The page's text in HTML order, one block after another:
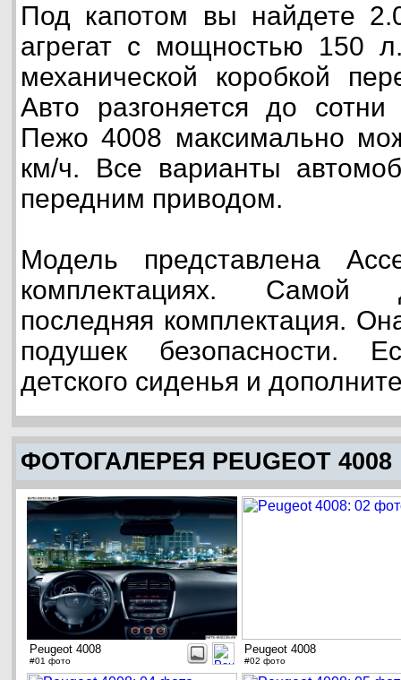
Под капотом вы найдете
агрегат с мощностью 150
механической коробкой
Авто разгоняется до
Пежо 4008 максимально
км/ч. Все варианты
передним приводом.
Модель представлена
комплектациях. Самой
последняя комплектация.
подушек безопасности.
детского сиденья и
ФОТОГАЛЕРЕЯ PEUGEOT 4008
Peugeot 4008
#01 фото
Peugeot 4008
#02 фото